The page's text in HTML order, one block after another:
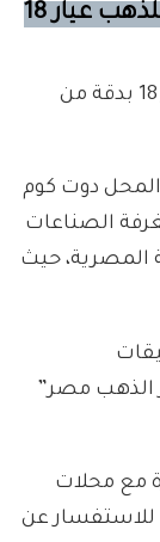
كيف يمكنني معرفة السعر الحالي للذهب عيار 18
يمكنك معرفة السعر الحالي للذهب عيار 18 بدقة من
المحل دوت كوم
الصناعات
المصرية، حيث
مصر”
مع محلات
للاستفسار عن